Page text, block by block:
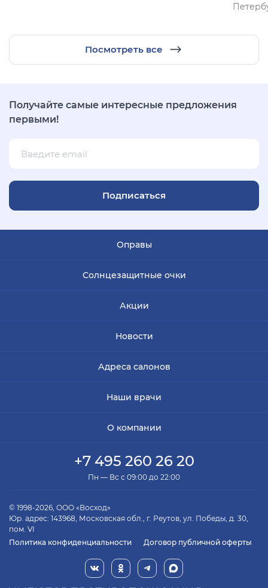
Посмотреть все
Получайте самые интересные предложения
первыми!
Подписаться
Оправы
Солнцезащитные очки
Акции
Новости
Адреса салонов
Наши врачи
О компании
+7 495 260 26 20
Пн — Вс с 09:00 до 22:00
© 1998-2026, ООО «Восход»
Юр. адрес: 143968, Московская обл., г. Реутов, ул. Победы, д. 30,
пом. VI
Политика конфиденциальности
Договор публичной оферты